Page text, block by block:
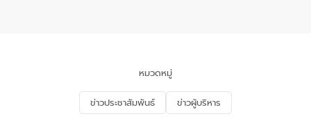
จัดการน้ำเสียและสร้างจิตสำนึกในการ
อนุรักษ์สิ่งแวดล้อม ในหัวข้อ “น้ำเสียชุมชน
และการบำบัดน้ำเสียเบื้องต้น” โดยให้ความรู้
เกี่ยวกับสาเหตุและผลกระทบของน้ำเสีย
หมวดหมู่
ข่าวประชาสัมพันธ์ ข่าวผู้บริหาร